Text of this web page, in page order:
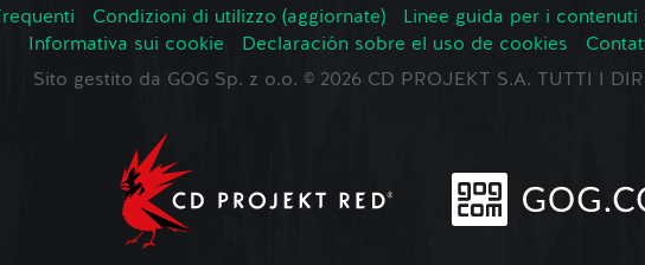
Condizioni di utilizzo (aggiornate) Linee guida per i contenuti
Informativa sui cookie
Declaración sobre el uso de cookies
Sito gestito da GOG Sp. z o.o. © 2026 CD PROJEKT S.A. TUTTI I